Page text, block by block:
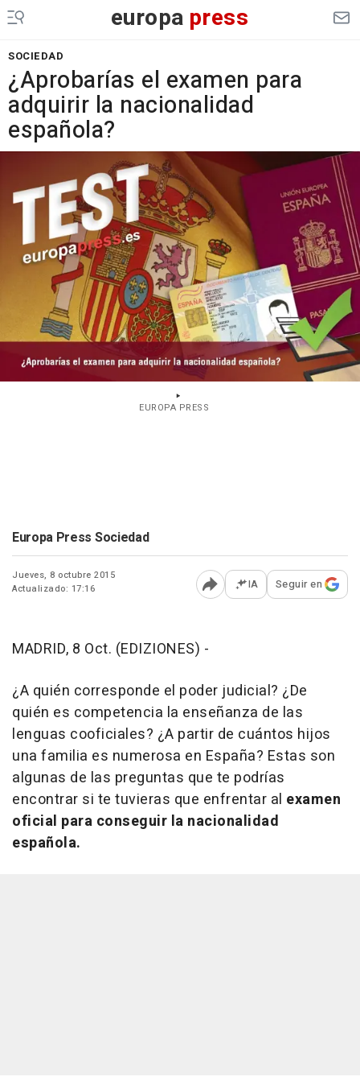
europa press
SOCIEDAD
¿Aprobarías el examen para
adquirir la nacionalidad
española?
EUROPA PRESS
Europa Press Sociedad
Jueves, 8 octubre 2015
Actualizado: 17:16
Abrir opciones para
IA Seguir en
MADRID, 8 Oct. (EDIZIONES) -
¿A quién corresponde el poder judicial? ¿De
quién es competencia la enseñanza de las
lenguas cooficiales? ¿A partir de cuántos hijos
una familia es numerosa en España? Estas son
algunas de las preguntas que te podrías
encontrar si te tuvieras que enfrentar al examen
oficial para conseguir la nacionalidad
española.